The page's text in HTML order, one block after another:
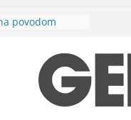
povodom
prvog rotornog
električne
u petak, 26.